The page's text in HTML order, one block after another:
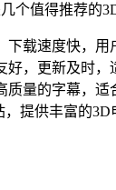
个值得推荐的
下载速度快，用
好，更新及时，
质量的字幕，适
，提供丰富的3D